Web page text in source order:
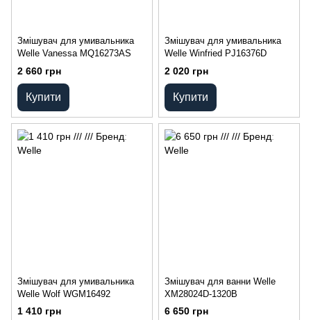
Змішувач для умивальника
Welle Vanessa MQ16273AS
2 660 грн
Купити
Змішувач для умивальника
Welle Winfried PJ16376D
2 020 грн
Купити
Змішувач для умивальника
Welle Wolf WGM16492
1 410 грн
Змішувач для ванни Welle
XM28024D-1320B
6 650 грн